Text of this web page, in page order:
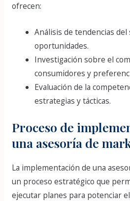
ofrecen:
Análisis de tendencias
oportunidades.
Investigación sobre el
consumidores y
Evaluación de la
estrategias y tácticas.
Proceso de
una asesoría de
La implementación de una
un proceso estratégico que
ejecutar planes para potenciar